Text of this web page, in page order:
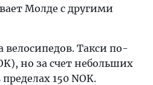
Молде с другими
велосипедов. Такси по-
но за счет небольших
150 NOK.